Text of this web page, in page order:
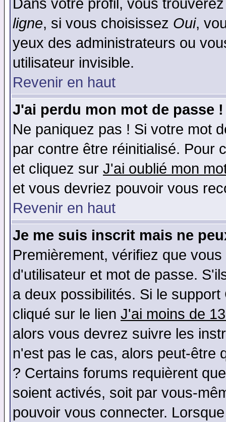
Dans votre profil, vous
ligne, si vous choisissez Oui,
yeux des administrateurs ou
utilisateur invisible.
Revenir en haut
J'ai perdu mon mot de passe !
Ne paniquez pas ! Si votre mot
par contre être réinitialisé. Pour
et cliquez sur J'ai oublié mon
et vous devriez pouvoir vous
Revenir en haut
Je me suis inscrit mais ne
Premièrement, vérifiez que
d'utilisateur et mot de passe.
a deux possibilités. Si le
cliqué sur le lien J'ai moins de
alors vous devrez suivre les
n'est pas le cas, alors peut-être
? Certains forums requièrent
soient activés, soit par vous-
pouvoir vous connecter.